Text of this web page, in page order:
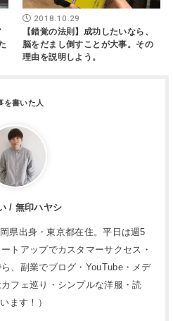
2018.10.29
【錯覚の法則】成功したいなら、
脳をだまし倒すことが大事。その
理由を説明しよう。
/ 無印ハヤシ
県出身・東京都在住。平日は週5
トアップでカスタマーサクセス・
、副業でブログ・YouTube・メデ
フェ巡り・シンプルな洋服・読
ます！）